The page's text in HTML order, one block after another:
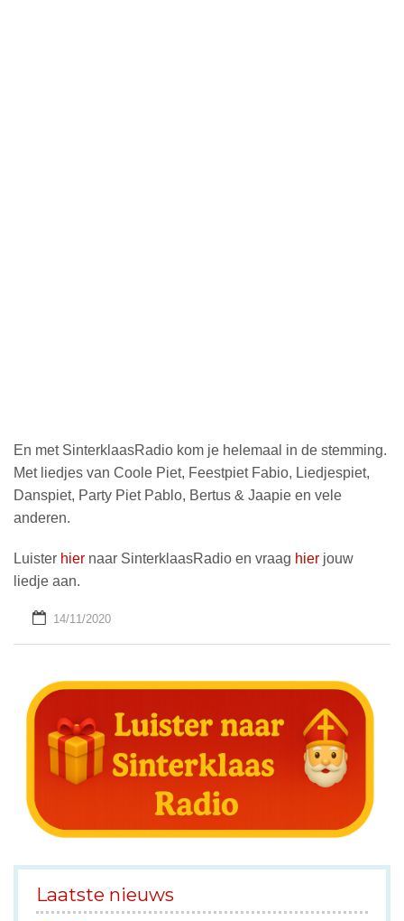
En met SinterklaasRadio kom je helemaal in de stemming.
Met liedjes van Coole Piet, Feestpiet Fabio, Liedjespiet,
Danspiet, Party Piet Pablo, Bertus & Jaapie en vele
anderen.
Luister hier naar SinterklaasRadio en vraag hier jouw
liedje aan.
14/11/2020
Laatste nieuws